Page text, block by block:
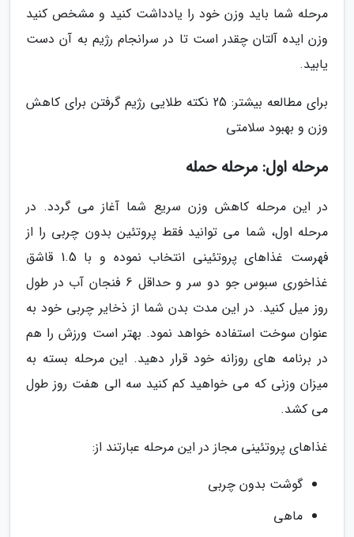
مرحله شما باید وزن خود را یادداشت کنید و مشخص کنید
وزن ایده آلتان چقدر است تا در سرانجام رژیم به آن دست
یابید.
برای مطالعه بیشتر: 25 نکته طلایی رژیم گرفتن برای کاهش
وزن و بهبود سلامتی
مرحله اول: مرحله حمله
در این مرحله کاهش وزن سریع شما آغاز می گردد. در
مرحله اول، شما می توانید فقط پروتئین بدون چربی را از
فهرست غذاهای پروتئینی انتخاب نموده و با 1.5 قاشق
غذاخوری سبوس جو دو سر و حداقل 6 فنجان آب در طول
روز میل کنید. در این مدت بدن شما از ذخایر چربی خود به
عنوان سوخت استفاده خواهد نمود. بهتر است ورزش را هم
در برنامه های روزانه خود قرار دهید. این مرحله بسته به
میزان وزنی که می خواهید کم کنید سه الی هفت روز طول
می کشد.
غذاهای پروتئینی مجاز در این مرحله عبارتند از:
گوشت بدون چربی
ماهی